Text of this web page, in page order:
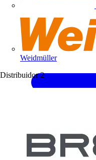
Weidmüller
Distribuidor 2